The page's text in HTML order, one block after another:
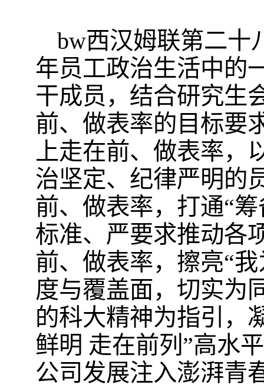
bw西汉姆联第二十
年员工政治生活中的
干成员，结合研究生
前、做表率的目标要
上走在前、做表率，
治坚定、纪律严明的
前、做表率，打通“
标准、严要求推动各
前、做表率，擦亮“
度与覆盖面，切实为
的科大精神为指引，
鲜明 走在前列”高水
公司发展注入澎湃青